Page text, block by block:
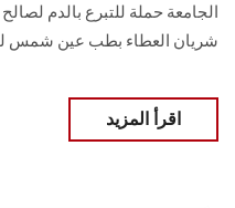
الجامعة حملة للتبرع بالدم
شريان العطاء بطب عين شمس
اقرأ المزيد